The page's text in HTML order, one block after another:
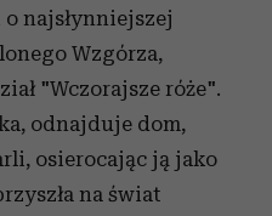
podczas
najsłynniejszej
Wzgórza,
"Wczorajsze róże".
odnajduje dom,
osierocając ją jako
na świat